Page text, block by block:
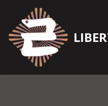
Zum
Inhalt
springen